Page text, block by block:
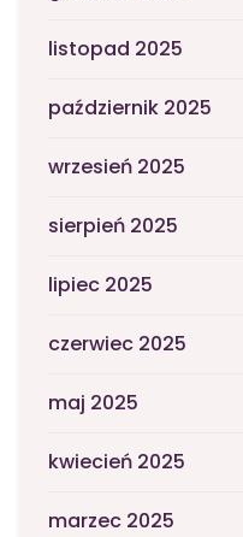
listopad 2025
październik 2025
wrzesień 2025
sierpień 2025
lipiec 2025
czerwiec 2025
maj 2025
kwiecień 2025
marzec 2025